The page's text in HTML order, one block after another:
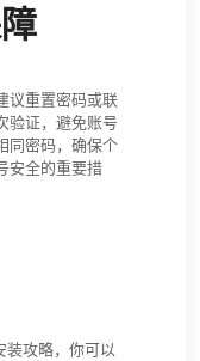
议重置密码或联
验证，避免账号
同密码，确保个
安全的重要措
攻略，你可以